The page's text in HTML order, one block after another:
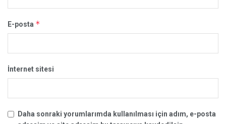
E-posta *
İnternet sitesi
Daha sonraki yorumlarımda kullanılması için adım, e-posta